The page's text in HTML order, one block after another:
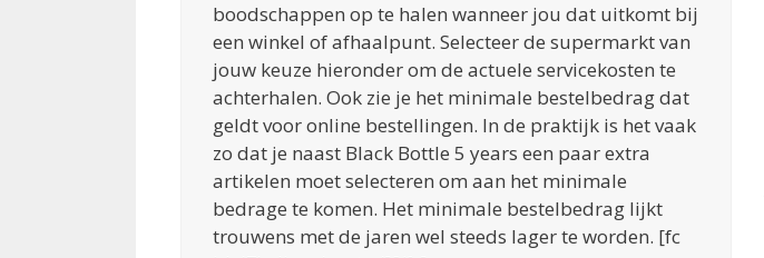
boodschappen op te halen wanneer jou dat uitkomt bij
een winkel of afhaalpunt. Selecteer de supermarkt van
jouw keuze hieronder om de actuele servicekosten te
achterhalen. Ook zie je het minimale bestelbedrag dat
geldt voor online bestellingen. In de praktijk is het vaak
zo dat je naast Black Bottle 5 years een paar extra
artikelen moet selecteren om aan het minimale
bedrage te komen. Het minimale bestelbedrag lijkt
trouwens met de jaren wel steeds lager te worden. [fc